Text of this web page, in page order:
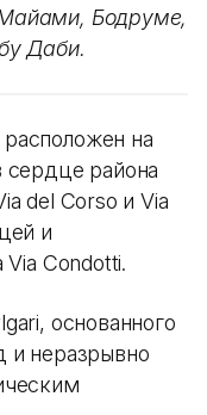
Бодруме,
Даби.
на
района
del Corso и Via
и
Via Condotti.
основанного
и неразрывно